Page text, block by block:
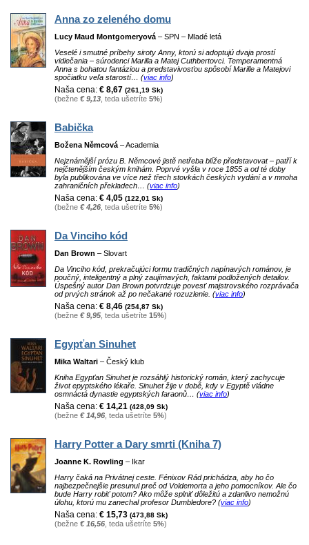
Anna zo zeleného domu
Lucy Maud Montgomeryová – SPN – Mladé letá
Veselé i smutné príbehy siroty Anny, ktorú si adoptujú dvaja prostí
vidiečania – súrodenci Marilla a Matej Cuthbertovci. Temperamentná
Anna s bohatou fantáziou a predstavivosťou spôsobí Marille a Matejovi
spočiatku veľa starostí… (viac info)
Naša cena: € 8,67 (261,19 Sk)
(bežne € 9,13 , teda ušetríte 5%)
Babička
Božena Němcová – Academia
Nejznámější prózu B. Němcové jistě netřeba blíže představovat – patří k
nejčtenějším českým knihám. Poprvé vyšla v roce 1855 a od té doby
byla publikována ve více než třech stovkách českých vydání a v mnoha
zahraničních překladech… (viac info)
Naša cena: € 4,05 (122,01 Sk)
(bežne € 4,26 , teda ušetríte 5%)
Da Vinciho kód
Dan Brown – Slovart
Da Vinciho kód, prekračujúci formu tradičných napínavých románov, je
poučný, inteligentný a plný zaujímavých, faktami podložených detailov.
Úspešný autor Dan Brown potvrdzuje povesť majstrovského rozprávača
od prvých stránok až po nečakané rozuzlenie. (viac info)
Naša cena: € 8,46 (254,87 Sk)
(bežne € 9,95, teda ušetríte 15%)
Egypťan Sinuhet
Mika Waltari – Český klub
Kniha Egypťan Sinuhet je rozsáhlý historický román, který zachycuje
život epyptského lékaře. Sinuhet žije v době, kdy v Egyptě vládne
osmnáctá dynastie egyptských faraonů… (viac info)
Naša cena: € 14,21 (428,09 Sk)
(bežne € 14,96 , teda ušetríte 5%)
Harry Potter a Dary smrti (Kniha 7)
Joanne K. Rowling – Ikar
Harry čaká na Privátnej ceste. Fénixov Rád prichádza, aby ho čo
najbezpečnejšie presunul preč od Voldemorta a jeho pomocníkov. Ale čo
bude Harry robiť potom? Ako môže splniť dôležitú a zdanlivo nemožnú
úlohu, ktorú mu zanechal profesor Dumbledore? (viac info)
Naša cena: € 15,73 (473,88 Sk)
(bežne € 16,56 , teda ušetríte 5%)